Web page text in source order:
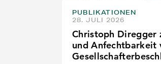
PUBLIKATIONEN
28. JULI 2026
Christoph
und Anfechtbarkeit